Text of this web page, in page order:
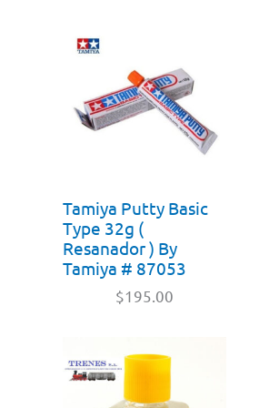
Tamiya Putty Basic
Type 32g (
Resanador ) By
Tamiya # 87053
$195.00